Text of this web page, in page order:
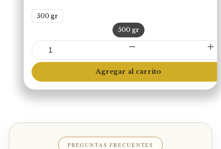
500 gr
500 gr
Vampiro
de
Sirloin
(Libre
Pastoreo)
Agregar al carrito
PREGUNTAS FRECUENTES